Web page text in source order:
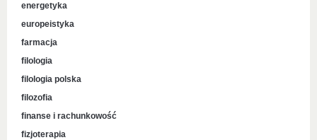
energetyka
europeistyka
farmacja
filologia
filologia polska
filozofia
finanse i rachunkowość
fizjoterapia